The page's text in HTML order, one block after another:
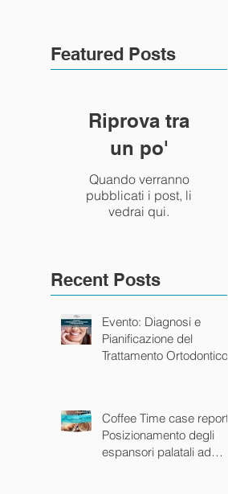
Featured Posts
Riprova tra
un po'
Quando verranno
pubblicati i post, li
vedrai qui.
Recent Posts
Evento: Diagnosi e
Pianificazione del
Trattamento Ortodontico
Coffee Time case report:
Posizionamento degli
espansori palatali ad